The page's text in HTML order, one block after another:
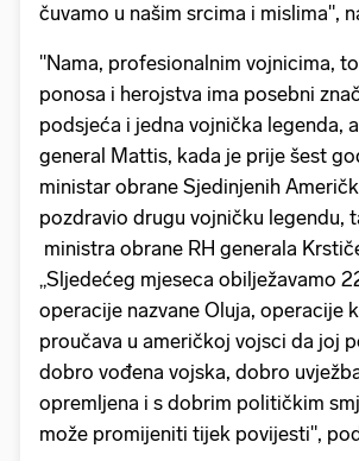
čuvamo u našim srcima i mislima",
"Nama, profesionalnim vojnicima,
ponosa i herojstva ima posebni
podsjeća i jedna vojnička legenda,
general Mattis, kada je prije šest
ministar obrane Sjedinjenih
pozdravio drugu vojničku legendu,
ministra obrane RH generala
„Sljedećeg mjeseca obilježavamo
operacije nazvane Oluja, operacije
proučava u američkoj vojsci da joj
dobro vođena vojska, dobro
opremljena i s dobrim političkim
može promijeniti tijek povijesti",